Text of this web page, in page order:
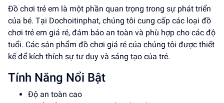
Đồ chơi trẻ em là một phần quan trọng trong sự phát triển
của bé. Tại Dochoitinphat, chúng tôi cung cấp các loại đồ
chơi trẻ em giá rẻ, đảm bảo an toàn và phù hợp cho các độ
tuổi. Các sản phẩm đồ chơi giá rẻ của chúng tôi được thiết
kế để kích thích sự tư duy và sáng tạo của trẻ.
Tính Năng Nổi Bật
Độ an toàn cao